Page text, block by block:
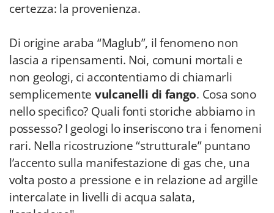
certezza: la provenienza.
Di origine araba “Maglub”, il fenomeno non
lascia a ripensamenti. Noi, comuni mortali e
non geologi, ci accontentiamo di chiamarli
semplicemente vulcanelli di fango. Cosa sono
nello specifico? Quali fonti storiche abbiamo in
possesso? I geologi lo inseriscono tra i fenomeni
rari. Nella ricostruzione “strutturale” puntano
l’accento sulla manifestazione di gas che, una
volta posto a pressione e in relazione ad argille
intercalate in livelli di acqua salata,